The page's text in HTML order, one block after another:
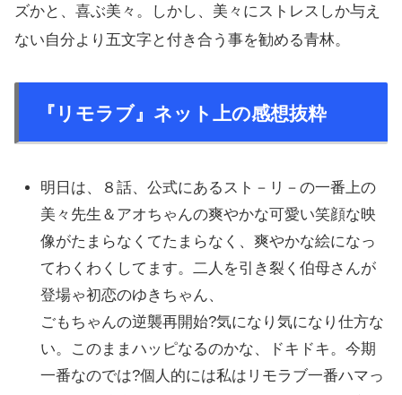
ズかと、喜ぶ美々。しかし、美々にストレスしか与え
ない自分より五文字と付き合う事を勧める青林。
『リモラブ』ネット上の感想抜粋
明日は、８話、公式にあるスト－リ－の一番上の
美々先生＆アオちゃんの爽やかな可愛い笑顔な映
像がたまらなくてたまらなく、爽やかな絵になっ
てわくわくしてます。二人を引き裂く伯母さんが
登場ゃ初恋のゆきちゃん、
ごもちゃんの逆襲再開始?気になり気になり仕方な
い。このままハッピなるのかな、ドキドキ。今期
一番なのでは?個人的には私はリモラブ一番ハマっ